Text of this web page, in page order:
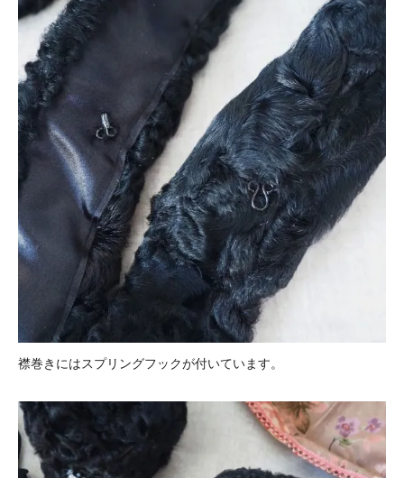
襟巻きにはスプリングフックが付いています。